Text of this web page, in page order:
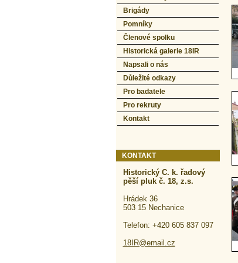
Brigády
Pomníky
Členové spolku
Historická galerie 18IR
Napsali o nás
Důležité odkazy
Pro badatele
Pro rekruty
Kontakt
KONTAKT
Historický C. k. řadový
pěší pluk č. 18, z.s.
Hrádek 36
503 15 Nechanice
Telefon: +420 605 837 097
18IR@email.cz